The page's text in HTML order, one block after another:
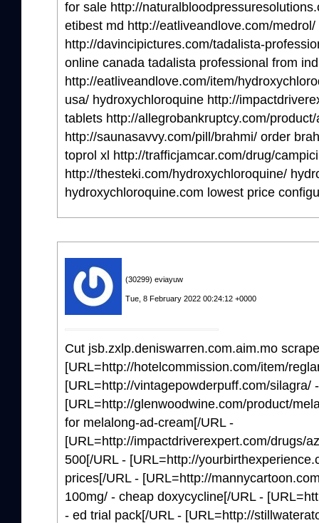
for sale http://
etibest md http://eatliveandlove.com/
http://davincipictures.com/tadalista-
online canada tadalista professional from
http://eatliveandlove.com/item/
usa/ hydroxychloroquine http://
tablets http://allegrobankruptcy.com/
http://saunasavvy.com/pill/brahmi/ order
toprol xl http://trafficjamcar.com/drug/
http://thesteki.com/hydroxychloroquine/
hydroxychloroquine.com lowest price
(30299) eviayuw
Tue, 8 February 2022 00:24:12 +0000
Cut jsb.zxlp.deniswarren.com.aim.mo
[URL=http://hotelcommission.com/item/
[URL=http://vintagepowderpuff.com/silagra/
[URL=http://glenwoodwine.com/product/
for melalong-ad-cream[/URL -
[URL=http://impactdriverexpert.com/drugs/
500[/URL - [URL=http://
prices[/URL - [URL=http://
100mg/ - cheap doxycycline[/URL -
- ed trial pack[/URL - [URL=http://